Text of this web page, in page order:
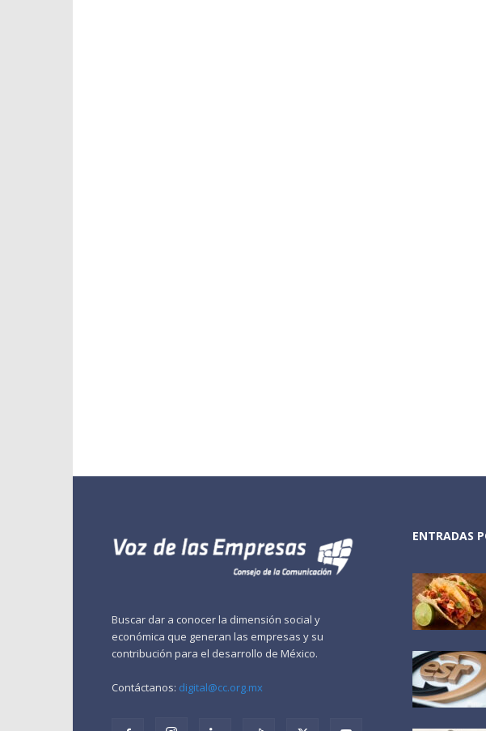
Buscar dar a conocer la dimensión social y
económica que generan las empresas y su
contribución para el desarrollo de México.
Contáctanos: digital@cc.org.mx
ENTRADAS